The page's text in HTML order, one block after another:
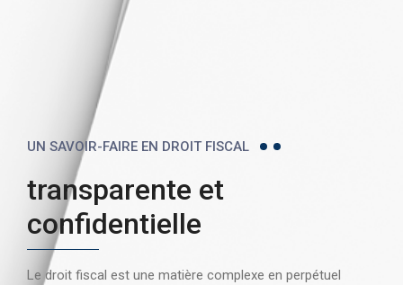
UN SAVOIR-FAIRE EN DROIT FISCAL
transparente et
confidentielle
Le droit fiscal est une matière complexe en perpétuel